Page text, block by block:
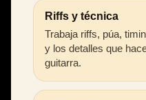
Riffs y técnica
Trabaja riffs, púa,
y los detalles que
guitarra.